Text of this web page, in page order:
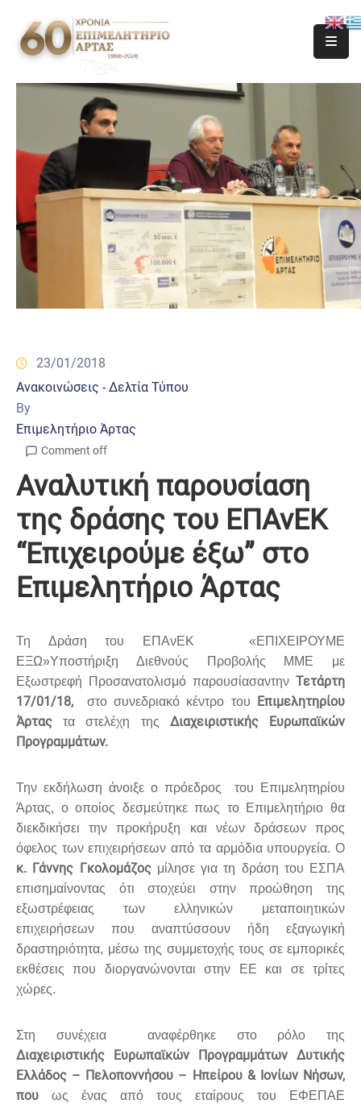
23/01/2018
Ανακοινώσεις - Δελτία Τύπου
By
Επιμελητήριο Άρτας
Comment off
Αναλυτική παρουσίαση
της δράσης του ΕΠΑνΕΚ
“Επιχειρούμε έξω” στο
Επιμελητήριο Άρτας
Τη Δράση του ΕΠΑνΕΚ «ΕΠΙΧΕΙΡΟΥΜΕ
ΕΞΩ»Υποστήριξη Διεθνούς Προβολής ΜΜΕ με
Εξωστρεφή Προσανατολισμό παρουσίασαντην Τετάρτη
17/01/18, στο συνεδριακό κέντρο του
Επιμελητηρίου
Άρτας τα στελέχη της Διαχειριστικής Ευρωπαϊκών
Προγραμμάτων.
Την εκδήλωση άνοιξε ο πρόεδρος του Επιμελητηρίου
Άρτας, ο οποίος δεσμεύτηκε πως το Επιμελητήριο θα
διεκδικήσει την προκήρυξη και νέων δράσεων προς
όφελος των επιχειρήσεων από τα αρμόδια υπουργεία. Ο
κ. Γάννης Γκολομάζος μίλησε για τη δράση του ΕΣΠΑ
επισημαίνοντας ότι στοχεύει στην προώθηση της
εξωστρέφειας των ελληνικών μεταποιητικών
επιχειρήσεων που αναπτύσσουν ήδη εξαγωγική
δραστηριότητα, μέσω της συμμετοχής τους σε εμπορικές
εκθέσεις που διοργανώνονται στην ΕΕ και σε τρίτες
χώρες.
Στη συνέχεια αναφέρθηκε στο ρόλο της
Διαχειριστικής Ευρωπαϊκών Προγραμμάτων Δυτικής
Ελλάδος – Πελοποννήσου – Ηπείρου & Ιονίων Νήσων,
που ως ένας από τους εταίρους του ΕΦΕΠΑΕ